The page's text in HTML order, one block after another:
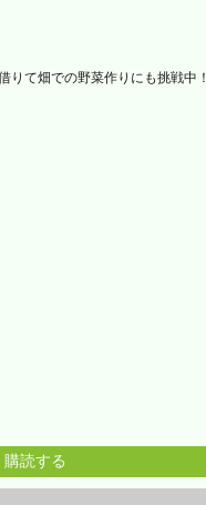
りて畑での野菜作りにも挑戦中！
購読する